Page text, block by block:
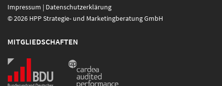
Impressum | Datenschutzerklärung
© 2026 HPP Strategie- und Marketingberatung GmbH
MITGLIEDSCHAFTEN